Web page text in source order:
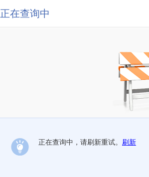
正在查询中
正在查询中，请刷新重试。 刷新